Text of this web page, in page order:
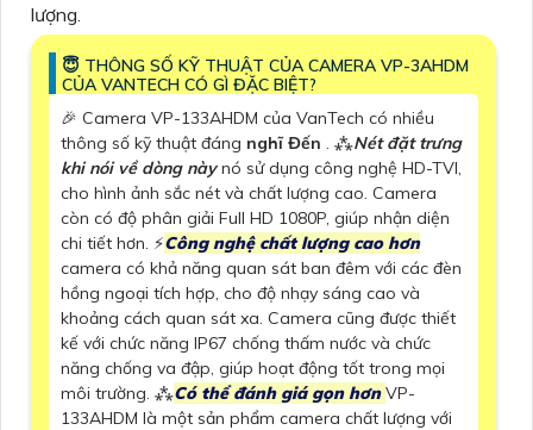
lượng.
😇 THÔNG SỐ KỸ THUẬT CỦA CAMERA VP-3AHDM
CỦA VANTECH CÓ GÌ ĐẶC BIỆT?
️🎉 Camera VP-133AHDM của VanTech có nhiều
thông số kỹ thuật đáng nghĩ Đến . ⁂Nét đặt trưng
khi nói về dòng nàynó sử dụng công nghệ HD-TVI,
cho hình ảnh sắc nét và chất lượng cao. Camera
còn có độ phân giải Full HD 1080P, giúp nhận diện
chi tiết hơn. ️⚡Công nghệ chất lượng cao hơn
camera có khả năng quan sát ban đêm với các đèn
hồng ngoại tích hợp, cho độ nhạy sáng cao và
khoảng cách quan sát xa. Camera cũng được thiết
kế với chức năng IP67 chống thấm nước và chức
năng chống va đập, giúp hoạt động tốt trong mọi
môi trường. ⁂Có thể đánh giá gọn hơnVP-
133AHDM là một sản phẩm camera chất lượng với